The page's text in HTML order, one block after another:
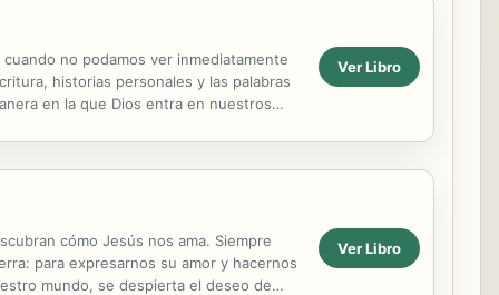
no podamos ver inmediatamente
historias personales y las palabras
en la que Dios entra en nuestros
Ver Libro
cómo Jesús nos ama. Siempre
para expresarnos su amor y hacernos
mundo, se despierta el deseo de
Ver Libro